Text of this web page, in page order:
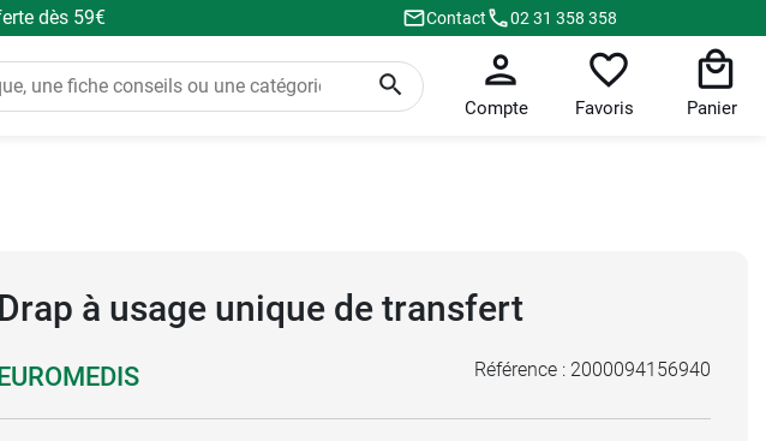
dès 59€ Contact 02 31 358 358
Compte Favoris Panier
Drap à usage unique de transfert
Référence : 2000094156940